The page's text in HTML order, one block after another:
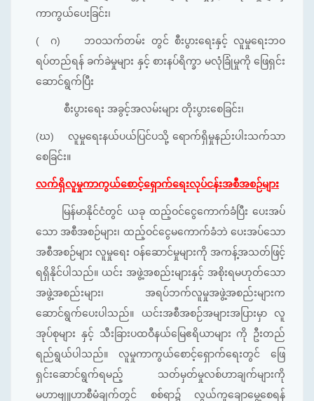
ကာကွယ်ပေးခြင်း၊
( ဂ)
ဘဝသက်တမ်း တွင် စီးပွားရေးနှင့် လူမှုရေးဘဝ
ရပ်တည်ရန် ခက်ခဲမှုများ နှင့် စားနပ်ရိက္ခာ မလုံခြုံမှုကို ဖြေရှင်း
ဆောင်ရွက်ပြီး
စီးပွားရေး အခွင့်အလမ်းများ တိုးပွား‌‌စေခြင်း၊
(ဃ) လူမှုရေးနယ်ပယ်ပြင်ပသို့ ရောက်ရှိမှုနည်းပါးသက်သာ
စေခြင်း။
လက်ရှိလူမှုကာကွယ်စောင့်ရှောက်ရေးလုပ်ငန်းအစီအစဉ်များ
မြန်မာနိုင်ငံတွင် ယခု ထည့်ဝင်ငွေကောက်ခံပြီး ပေးအပ်
သော အစီအစဉ်များ၊ ထည့်ဝင်ငွေမကောက်ခံဘဲ ပေးအပ်သော
အစီအစဉ်များ လူမှုရေး ဝန်ဆောင်မှုများကို အကန့်အသတ်ဖြင့်
ရရှိနိုင်ပါသည်။ ယင်း အဖွဲ့အစည်းများနှင့် အစိုးရမဟုတ်သော
အဖွဲ့အစည်းများ၊ အရပ်ဘက်လူမှုအဖွဲ့အစည်းများက
ဆောင်ရွက်ပေးပါသည်။ ယင်းအစီအစဉ်အများအပြားမှာ လူ
အုပ်စုများ နှင့် သီးခြားပထဝီနယ်မြေဧရိယာများ ကို ဦးတည်
ရည်ရွယ်ပါသည်။ လူမှုကာကွယ်စောင့်ရှောက်ရေးတွင် ဖြေ
ရှင်းဆောင်ရွက်ရမည့် သတ်မှတ်မှုလစ်ဟာချက်များကို
မဟာဗျူဟာစီမံချက်တွင် စစ်ရာ၌ လွယ်ကူ‌‌‌ချောမွေ့စေရန်